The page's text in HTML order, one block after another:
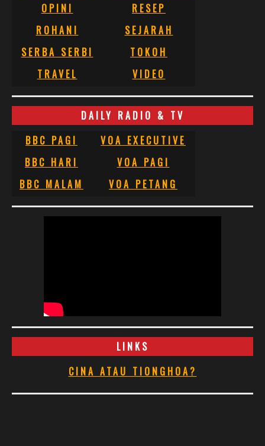
OPINI
RESEP
ROHANI
SEJARAH
SERBA SERBI
TOKOH
TRAVEL
VIDEO
DAILY RADIO & TV
BBC PAGI
VOA EXECUTIVE
BBC HARI
VOA PAGI
BBC MALAM
VOA PETANG
LINKS
CINA ATAU TIONGHOA?